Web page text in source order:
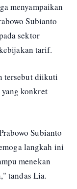
menyampaikan
Subianto
sektor
tarif.
tersebut diikuti
konkret
Subianto
langkah ini
menekan
tandas Lia.